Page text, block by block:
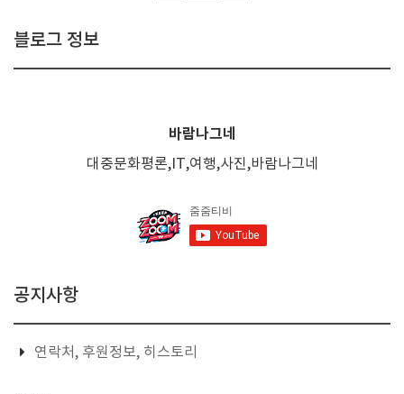
블로그 정보
바람나그네
대중문화평론,IT,여행,사진,바람나그네
공지사항
연락처, 후원정보, 히스토리